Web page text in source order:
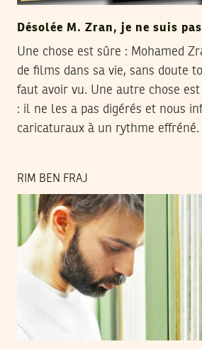
Désolée M. Zran, je ne suis
Une chose est sûre : Mohamed
de films dans sa vie, sans doute
faut avoir vu. Une autre chose
: il ne les a pas digérés et nous
caricaturaux à un rythme effréné.
RIM BEN FRAJ